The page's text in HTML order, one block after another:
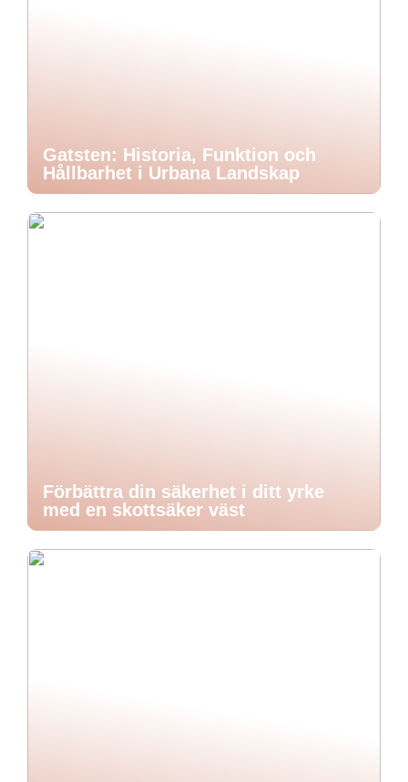
Gatsten: Historia, Funktion och
Hållbarhet i Urbana Landskap
Förbättra din säkerhet i ditt yrke
med en skottsäker väst